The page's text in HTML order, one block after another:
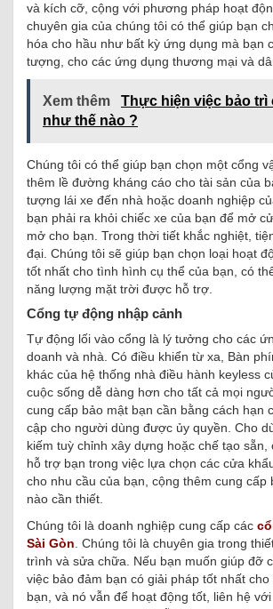
và kích cỡ, cộng với phương pháp hoạt
chuyên gia của chúng tôi có thể giúp bạn
hóa cho hầu như bất kỳ ứng dụng mà bạn
tượng, cho các ứng dụng thương mại và
Xem thêm
Thực hiện việc bảo
như thế nào ?
Chúng tôi có thể giúp bạn chọn một cổng
thêm lề đường kháng cáo cho tài sản của
tượng lái xe đến nhà hoặc doanh nghiệp
bạn phải ra khỏi chiếc xe của bạn để mở
mở cho bạn. Trong thời tiết khắc nghiệt,
đại. Chúng tôi sẽ giúp bạn chọn loại hoạt
tốt nhất cho tình hình cụ thể của bạn, có
năng lượng mặt trời được hỗ trợ.
Cổng tự động nhập cảnh
Tự động lối vào cổng là lý tưởng cho các
doanh và nhà. Có điều khiển từ xa, Bàn
khác của hệ thống nhà điều hành keyless
cuộc sống dễ dàng hơn cho tất cả mọi
cung cấp bảo mật bạn cần bằng cách hạn
cập cho người dùng được ủy quyền. Cho
kiếm tuỳ chỉnh xây dựng hoặc chế tạo sẵn,
hỗ trợ bạn trong việc lựa chọn các cửa
cho nhu cầu của bạn, cộng thêm cung cấp
nào cần thiết.
Chúng tôi là doanh nghiệp cung cấp các
Sài Gòn Chúng tôi là chuyên gia trong
trình và sửa chữa. Nếu bạn muốn giúp đỡ
việc bảo đảm bạn có giải pháp tốt nhất
bạn, và nó vẫn để hoạt động tốt, liên hệ